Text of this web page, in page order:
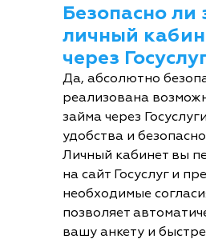
Безопасно ли
личный
через
Да, абсолютно
реализована
займа через
удобства и
Личный кабинет вы
на сайт Госуслуг и
необходимые
позволяет
вашу анкету и